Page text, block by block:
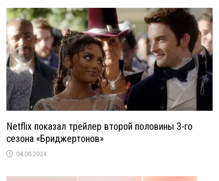
Netflix показал трейлер второй половины 3-го
сезона «Бриджертонов»
04.06.2024